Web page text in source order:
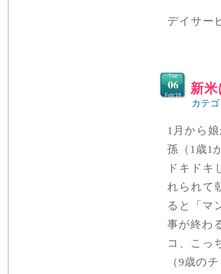
デイサ
新
Tue
06
Feb’18
カテ
1月から
孫（1歳1
ドキドキ
れられて
ると「マ
事が終わ
コ、こっ
（9歳の